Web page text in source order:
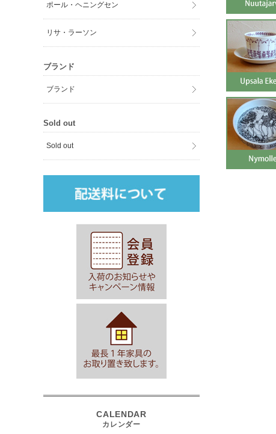
ポール・ヘニングセン
リサ・ラーソン
ブランド
ブランド
Sold out
Sold out